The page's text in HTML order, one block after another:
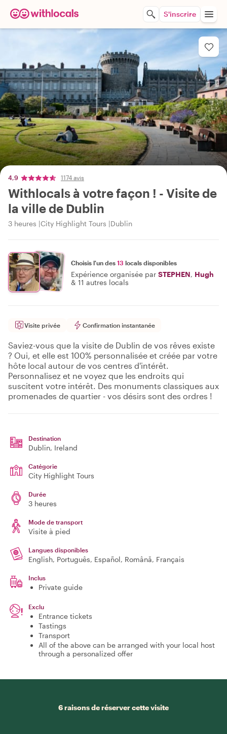
S'inscrire
4,9 1174 avis
Withlocals à votre façon ! - Visite de
la ville de Dublin
3 heures City Highlight Tours Dublin
Choisis l'un des 13 locals disponibles
Expérience organisée par STEPHEN, Hugh
& 11 autres locals
Visite privée Confirmation instantanée
Saviez-vous que la visite de Dublin de vos rêves existe
? Oui, et elle est 100% personnalisée et créée par votre
hôte local autour de vos centres d'intérêt.
Personnalisez et ne voyez que les endroits qui
suscitent votre intérêt. Des monuments classiques aux
promenades de quartier - vos désirs sont des ordres !
Destination
Dublin, Ireland
Catégorie
City Highlight Tours
Durée
3 heures
Mode de transport
Visite à pied
Langues disponibles
English, Português, Español, Română, Français
Inclus
Private guide
Exclu
Entrance tickets
Tastings
Transport
All of the above can be arranged with your local host
through a personalized offer
6 raisons de réserver cette visite